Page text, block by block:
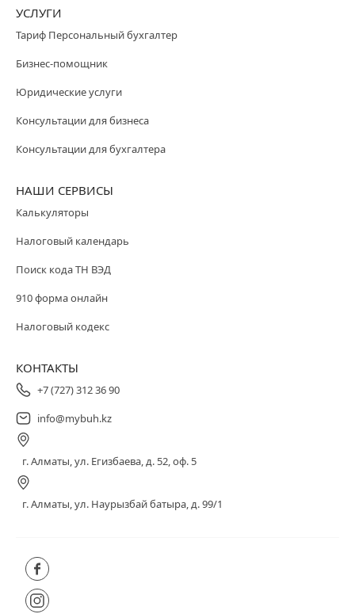
УСЛУГИ
Тариф Персональный бухгалтер
Бизнес-помощник
Юридические услуги
Консультации для бизнеса
Консультации для бухгалтера
НАШИ СЕРВИСЫ
Калькуляторы
Налоговый календарь
Поиск кода ТН ВЭД
910 форма онлайн
Налоговый кодекс
КОНТАКТЫ
+7 (727) 312 36 90
info@mybuh.kz
г. Алматы, ул. Егизбаева, д. 52, оф. 5
г. Алматы, ул. Наурызбай батыра, д. 99/1